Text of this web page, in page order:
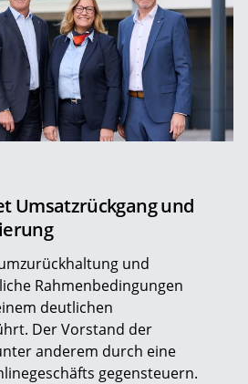
Umsatzrückgang und
und
Rahmenbedingungen
deutlichen
Der Vorstand der
anderem durch eine
gegensteuern.